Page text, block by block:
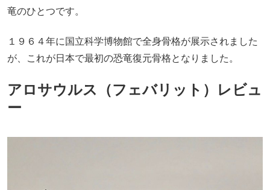
竜のひとつです。
１９６４年に国立科学博物館で全身骨格が展示されました
が、これが日本で最初の恐竜復元骨格となりました。
アロサウルス（フェバリット）レビュ
ー